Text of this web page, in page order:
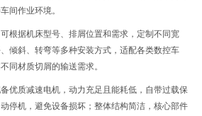
间作业环境。
根据机床型号、排屑位置和需求，定制不同宽
倾斜、转弯等多种安装方式，适配各类数控车
同材质切屑的输送需求。
优质减速电机，动力充足且能耗低，自带过载保
停机，避免设备损坏；整体结构简洁，核心部件